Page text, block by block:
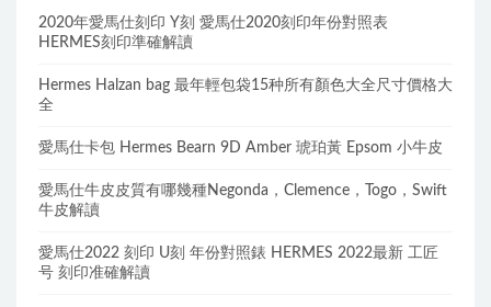
2020年愛馬仕刻印 Y刻 愛馬仕2020刻印年份對照表
HERMES刻印準確解讀
Hermes Halzan bag 最年輕包袋15种所有顏色大全尺寸價格大
全
愛馬仕卡包 Hermes Bearn 9D Amber 琥珀黃 Epsom 小牛皮
愛馬仕牛皮皮質有哪幾種Negonda，Clemence，Togo，Swift
牛皮解讀
愛馬仕2022 刻印 U刻 年份對照錶 HERMES 2022最新 工匠
号 刻印准確解讀